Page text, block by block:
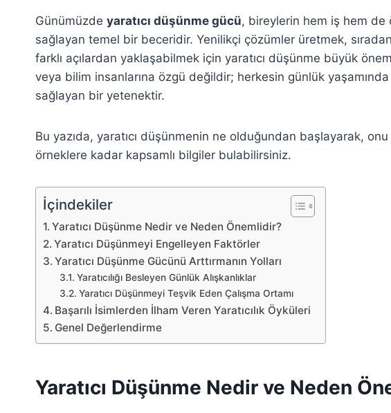
Günümüzde yaratıcı düşünme gücü, bireylerin hem iş hem de
sağlayan temel bir beceridir. Yenilikçi çözümler üretmek,
farklı açılardan yaklaşabilmek için yaratıcı düşünme büyük önem
veya bilim insanlarına özgü değildir; herkesin günlük
sağlayan bir yetenektir.
Bu yazıda, yaratıcı düşünmenin ne olduğundan başlayarak,
örneklere kadar kapsamlı bilgiler bulabilirsiniz.
İçindekiler
Yaratıcı Düşünme Nedir ve Neden Önemlidir?
Yaratıcı Düşünmeyi Engelleyen Faktörler
Yaratıcı Düşünme Gücünü Arttırmanın Yolları
Yaratıcılığı Besleyen Günlük Alışkanlıklar
Yaratıcı Düşünmeyi Teşvik Eden Çalışma Ortamı
Başarılı İsimlerden İlham Veren Yaratıcılık Öyküleri
Genel Değerlendirme
Yaratıcı Düşünme Nedir ve Neden